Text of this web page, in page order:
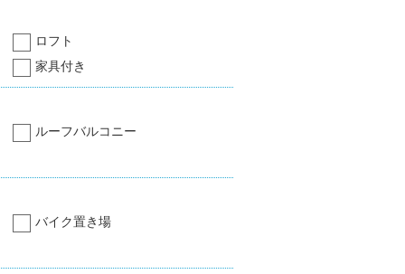
ロフト
家具付き
ルーフバルコニー
バイク置き場